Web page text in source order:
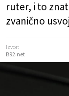
ruter, i to
zvanično
Izvor:
B92.net